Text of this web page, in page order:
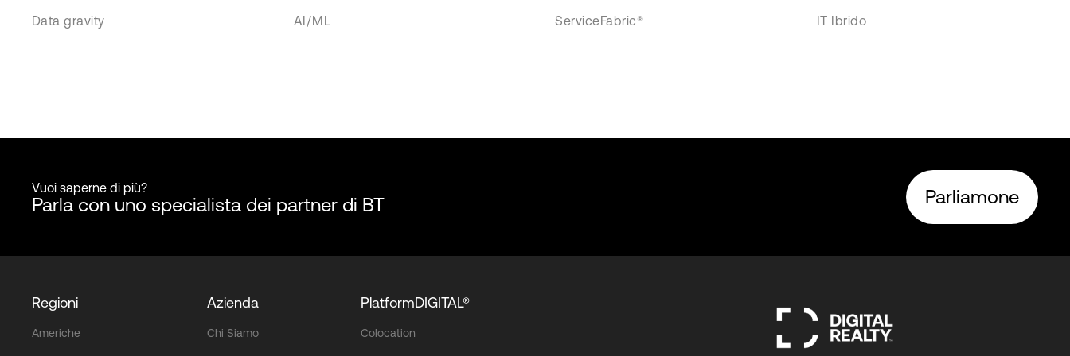
Data gravity AI/ML ServiceFabric® IT Ibrido
Vuoi saperne di più?
Parla con uno specialista dei partner di BT Parliamone
Regioni
Americhe
Azienda
Chi Siamo
PlatformDIGITAL®
Colocation